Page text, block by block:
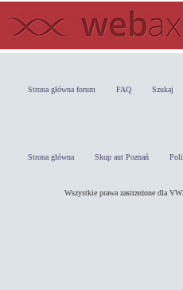
Strona główna forum FAQ Szukaj
Strona główna Skup aut Poznań
Wszystkie prawa zastrzeżone dla